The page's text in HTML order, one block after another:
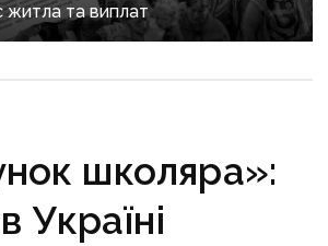
та виплат
школяра»:
в Україні